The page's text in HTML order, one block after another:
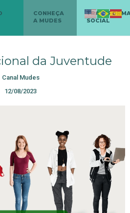
CONHEÇA
A MUDES
SOCIAL
da Juventude
Canal Mudes
12/08/2023